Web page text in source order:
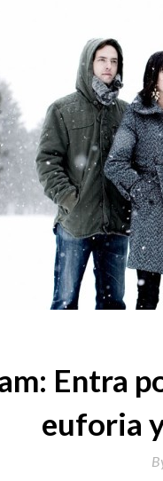
Entra
euforia